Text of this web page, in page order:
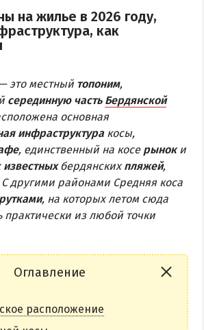
на жилье в 2026 году,
как
это местный топоним,
серединную часть Бердянской
основная
инфраструктура косы,
, единственный на косе рыноки
известныхбердянскихпляжей,
С другими районами Средняя коса
, на которых летом сюда
практически из любой точки
Оглавление
расположение